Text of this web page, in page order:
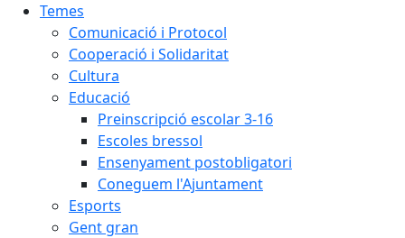
Temes
Comunicació i Protocol
Cooperació i Solidaritat
Cultura
Educació
Preinscripció escolar 3-16
Escoles bressol
Ensenyament postobligatori
Coneguem l'Ajuntament
Esports
Gent gran